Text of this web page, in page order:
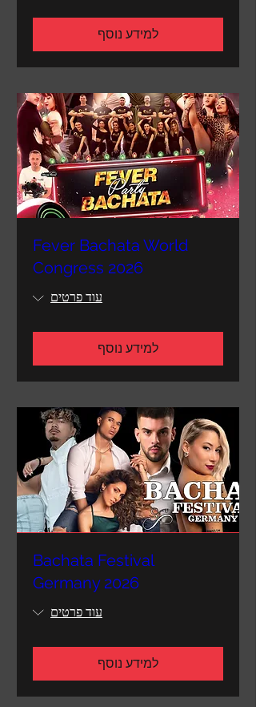
למידע נוסף
Fever Bachata World
Congress 2026
עוד פרטים
למידע נוסף
Bachata Festival
Germany 2026
עוד פרטים
למידע נוסף